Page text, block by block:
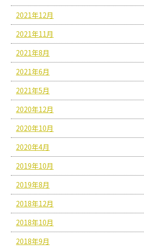
2021年12月
2021年11月
2021年8月
2021年6月
2021年5月
2020年12月
2020年10月
2020年4月
2019年10月
2019年8月
2018年12月
2018年10月
2018年9月